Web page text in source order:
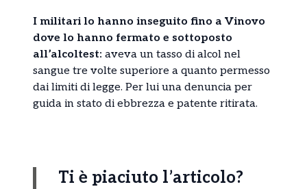
I militari lo hanno inseguito fino a Vinovo
dove lo hanno fermato e sottoposto
all’alcoltest: aveva un tasso di alcol nel
sangue tre volte superiore a quanto permesso
dai limiti di legge. Per lui una denuncia per
guida in stato di ebbrezza e patente ritirata.
Ti è piaciuto l’articolo?